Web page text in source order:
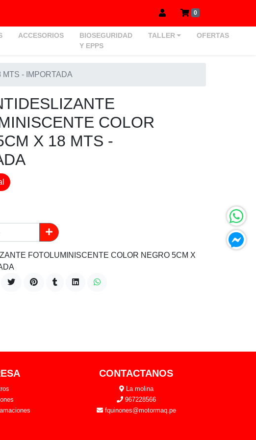
0
ACCESORIOS
BIOSEGURIDAD
Y EPPS
TALLER OFERTAS
- IMPORTADA
COLOR
X 18 MTS -
FOTOLUMINISCENTE COLOR NEGRO 5CM X
CONTACTANOS
La molina
967228566
fquinones@motormaq.pe